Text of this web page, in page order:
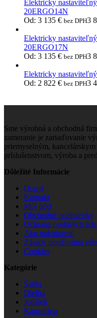
Elektricky
20ERGO14N
Od: 3 135 € bez DPH3
Elektricky
20ERGO17N
Od: 3 135 € bez DPH3
Elektricky
Od: 2 822 € bez DPH3
Sme výrobná a obchodná
zameranie je zariaďovanie
priemyselným,
príslušenstvom, výroba a
Dôležité Informácie
Dopyt
Kontakt
Môj účet
Obchodné podmienky
Ochrana osobných
Ako nakupovať
Zásady používania
Cookies
Kategórie
Šatňa
Dielňa
Jedáleň
Kancelária